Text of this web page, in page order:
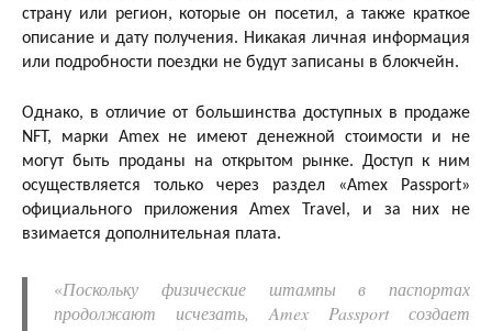
страну или регион, которые он посетил, а также краткое
описание и дату получения. Никакая личная информация
или подробности поездки не будут записаны в блокчейн.
Однако, в отличие от большинства доступных в продаже
NFT, марки Amex не имеют денежной стоимости и не
могут быть проданы на открытом рынке. Доступ к ним
осуществляется только через раздел «Amex Passport»
официального приложения Amex Travel, и за них не
взимается дополнительная плата.
«Поскольку физические штампы в паспортах
продолжают исчезать, Amex Passport создает